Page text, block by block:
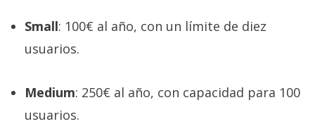
Small: 100€ al año, con un límite de diez
usuarios.
Medium: 250€ al año, con capacidad para 100
usuarios.